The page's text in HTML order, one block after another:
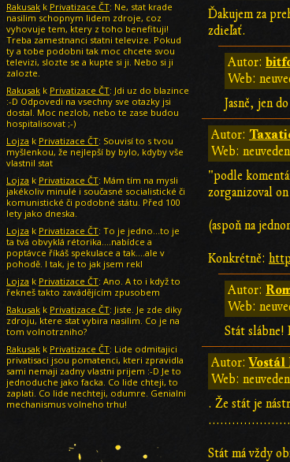
Ďakujem za
zdieľať.
Autor:
Web:
Jasně, jen
Autor:
Web: neuveden
"podle
zorganizoval
(aspoň na
Konkrétně:
Autor:
Web:
Stát
Autor: Vostál
Web: neuveden
. Že stát je
Stát má vždy
Rakusak k Privatizace ČT: Ne, stat krade
nasilim schopnym lidem zdroje, coz
vyhovuje tem, ktery z toho benefituji!
Treba zamestnanci statni televize. Pokud
ty a tobe podobni tak moc chcete svou
televizi, slozte se a kupte si ji. Nebo si ji
zalozte.
Rakusak k Privatizace ČT: Jdi uz do blazince
:-D Odpovedi na vsechny sve otazky jsi
dostal. Moc nezlob, nebo te zase budou
hospitalisovat ;-)
Lojza k Privatizace ČT: Souvisí to s tvou
myšlenkou, že nejlepší by bylo, kdyby vše
vlastnil stat
Lojza k Privatizace ČT: Mám tím na mysli
jakékoliv minulé i současné socialistické či
komunistické či podobné státu. Před 100
lety jako dneska.
Lojza k Privatizace ČT: To je jedno...to je
ta tvá obvyklá rétorika....nabídce a
poptávce říkáš spekulace a tak....ale v
pohodě. I tak, je to jak jsem rekl
Lojza k Privatizace ČT: Ano. A to i když to
řekneš takto zavádějícím zpusobem
Rakusak k Privatizace ČT: Jiste. Je zde diky
zdroju, ktere stat vybira nasilim. Co je na
tom volnotrzniho?
Rakusak k Privatizace ČT: Lide odmitajici
privatisaci jsou pomatenci, kteri zpravidla
sami nemaji zadny vlastni prijem :-D Je to
jednoduche jako facka. Co lide chteji, to
zaplati. Co lide nechteji, odumre. Genialni
mechanismus volneho trhu!